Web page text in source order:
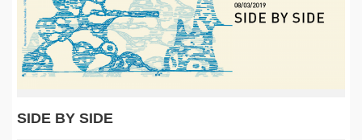
SIDE BY SIDE